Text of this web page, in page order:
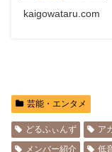
kaigowataru.com
芸能・エンタメ
どるふぃんず ア
メンバー紹介
低